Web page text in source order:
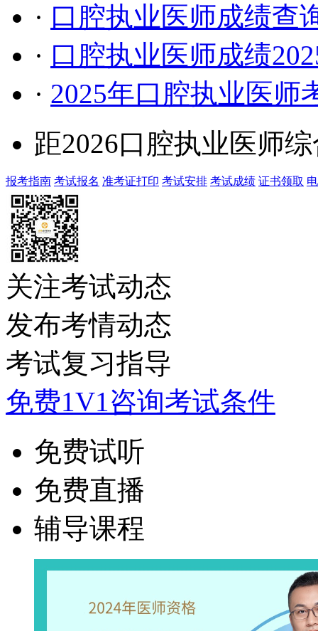
· 口腔执业医师成绩查
· 口腔执业医师成绩
· 2025年口腔执业医师
距2026口腔执业医师
报考指南 考试报名 准考证打印 考试安排 考试成绩 证书领取
关注考试动态
发布考情动态
考试复习指导
免费1V1咨询考试条件
免费试听
免费直播
辅导课程